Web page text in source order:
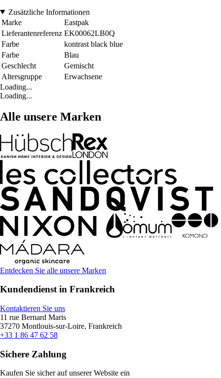
Zusätzliche Informationen
Marke
Eastpak
Lieferantenreferenz EK00062LB0Q
Farbe
kontrast black blue
Farbe
Blau
Geschlecht
Gemischt
Altersgruppe
Erwachsene
Loading...
Loading...
Alle unsere Marken
Entdecken Sie alle unsere Marken
Kundendienst in Frankreich
Kontaktieren Sie uns
11 rue Bernard Maris
37270 Montlouis-sur-Loire, Frankreich
+33 1 86 47 62 58
Sichere Zahlung
Kaufen Sie sicher auf unserer Website ein